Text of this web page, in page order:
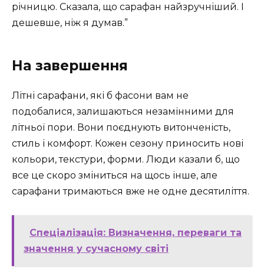
річницю. Сказала, що сарафан найзручніший. І
дешевше, ніж я думав.”
На завершення
Літні сарафани, які б фасони вам не
подобалися, залишаються незамінними для
літньої пори. Вони поєднують витонченість,
стиль і комфорт. Кожен сезону приносить нові
кольори, текстури, форми. Люди казали б, що
все це скоро зміниться на щось інше, але
сарафани тримаються вже не одне десятиліття.
Спеціалізація: Визначення, переваги та
значення у сучасному світі